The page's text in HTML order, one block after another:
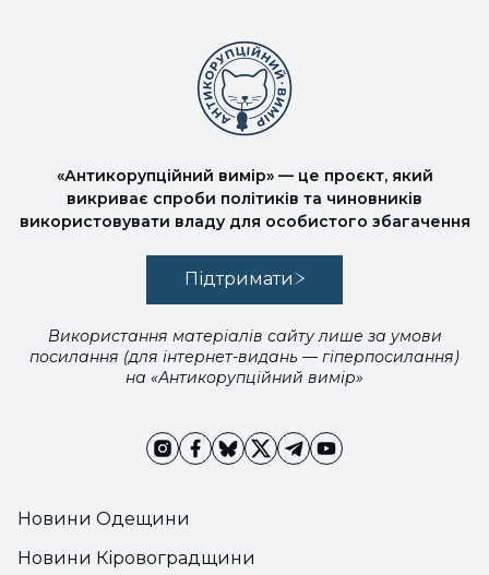
Новини Одещини
Новини Кіровоградщини
«Антикорупційний вимір» — це проєкт, який
викриває спроби політиків та чиновників
використовувати владу для особистого збагачення
Підтримати
Використання матеріалів сайту лише за умови
посилання (для інтернет-видань — гіперпосилання)
на «Антикорупційний вимір»